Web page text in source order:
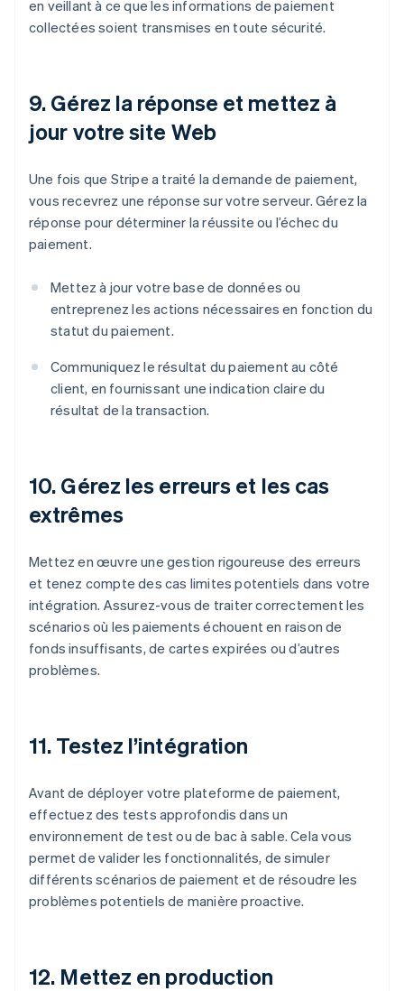
en veillant à ce que les informations de paiement
collectées soient transmises en toute sécurité.
9. Gérez la réponse et mettez à
jour votre site Web
Une fois que Stripe a traité la demande de paiement,
vous recevrez une réponse sur votre serveur. Gérez la
réponse pour déterminer la réussite ou l’échec du
paiement.
Mettez à jour votre base de données ou
entreprenez les actions nécessaires en fonction du
statut du paiement.
Communiquez le résultat du paiement au côté
client, en fournissant une indication claire du
résultat de la transaction.
10. Gérez les erreurs et les cas
extrêmes
Mettez en œuvre une gestion rigoureuse des erreurs
et tenez compte des cas limites potentiels dans votre
intégration. Assurez-vous de traiter correctement les
scénarios où les paiements échouent en raison de
fonds insuffisants, de cartes expirées ou d’autres
problèmes.
11. Testez l’intégration
Avant de déployer votre plateforme de paiement,
effectuez des tests approfondis dans un
environnement de test ou de bac à sable. Cela vous
permet de valider les fonctionnalités, de simuler
différents scénarios de paiement et de résoudre les
problèmes potentiels de manière proactive.
12. Mettez en production